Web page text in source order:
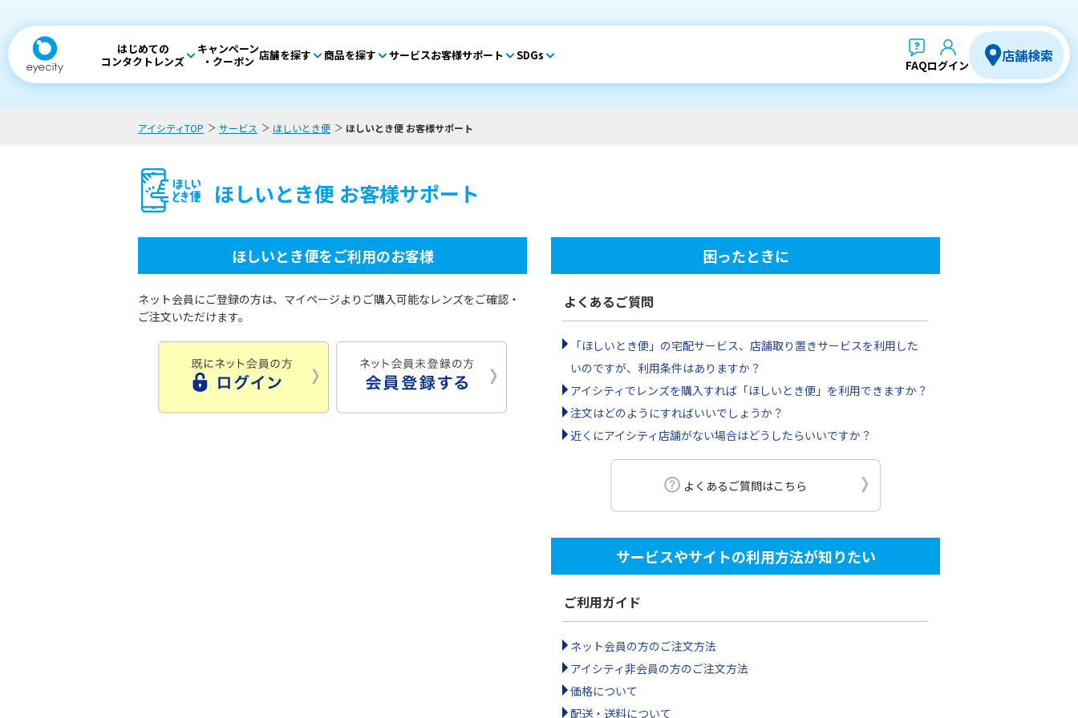
はじめての
コンタクトレンズ
キャンペーン
・クーポン 店舗を探す 商品を探す サービスお客様サポート SDGs
FAQログイン
店舗検索
アイシティTOP サービス ほしいとき便 ほしいとき便 お客様サポート
ほしいとき便 お客様サポート
ほしいとき便をご利用のお客様
ネット会員にご登録の方は、マイページよりご購入可能なレンズをご確認・
ご注文いただけます。
困ったときに
よくあるご質問
「ほしいとき便」の宅配サービス、店舗取り置きサービスを利用した
いのですが、利用条件はありますか？
アイシティでレンズを購入すれば「ほしいとき便」を利用できますか？
注文はどのようにすればいいでしょうか？
近くにアイシティ店舗がない場合はどうしたらいいですか？
よくあるご質問はこちら
サービスやサイトの利用方法が知りたい
ご利用ガイド
ネット会員の方のご注文方法
アイシティ非会員の方のご注文方法
価格について
配送・送料について